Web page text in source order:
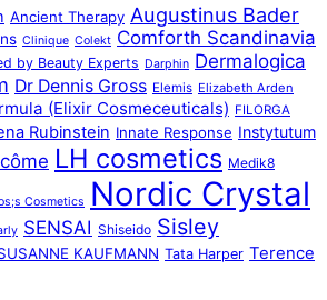
Ancient Therapy Augustinus Bader
Clinique Colekt Comforth Scandinavia
by Beauty Experts Darphin Dermalogica
Dr Dennis Gross Elemis Elizabeth Arden
(Elixir Cosmeceuticals) FILORGA
Rubinstein Innate Response Instytutum
LH cosmetics Medik8
Cosmetics Nordic Crystal
SENSAI Shiseido Sisley
KAUFMANN Tata Harper Terence